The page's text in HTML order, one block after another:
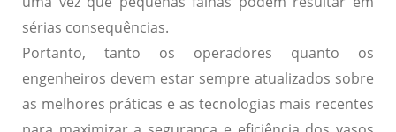
sérias consequências.
Portanto, tanto os operadores quanto os
engenheiros devem estar sempre atualizados sobre
as melhores práticas e as tecnologias mais recentes